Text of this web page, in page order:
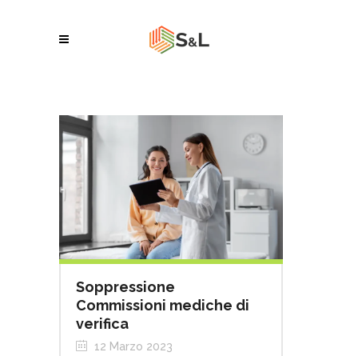
Soppressione
Commissioni mediche di
verifica
12 Marzo 2023